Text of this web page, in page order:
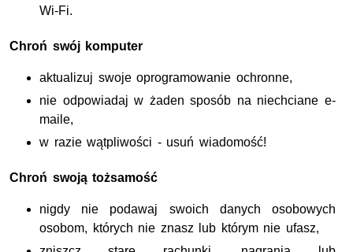
Wi-Fi.
Chroń swój komputer
aktualizuj swoje oprogramowanie ochronne,
nie odpowiadaj w żaden sposób na niechciane e-
maile,
w razie wątpliwości - usuń wiadomość!
Chroń swoją tożsamość
nigdy nie podawaj swoich danych osobowych
osobom, których nie znasz lub którym nie ufasz,